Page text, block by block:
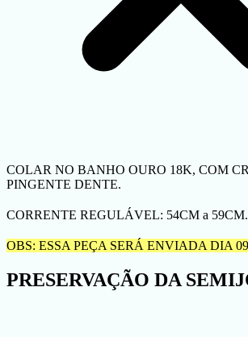
COLAR NO BANHO OURO 18K, COM
PINGENTE DENTE.
CORRENTE REGULÁVEL: 54CM a 59CM.
OBS: ESSA PEÇA SERÁ ENVIADA DIA
PRESERVAÇÃO DA